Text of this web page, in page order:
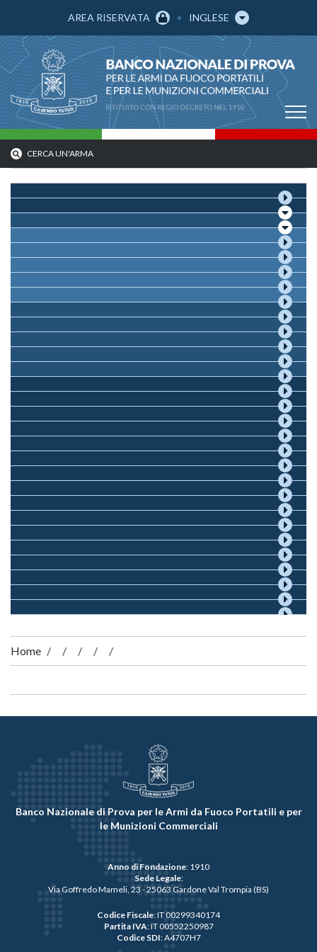
AREA RISERVATA INGLESE
CERCA UN'ARMA
Home
Banco Nazionale di Prova per le Armi da Fuoco Portatili e per
le Munizioni Commerciali
Anno di Fondazione: 1910
Sede Legale:
Via Goffredo Mameli, 23 - 25063 Gardone Val Trompia (BS)
Codice Fiscale: IT 00299340174
Partita IVA: IT 00552250987
Codice SDI: A4707H7